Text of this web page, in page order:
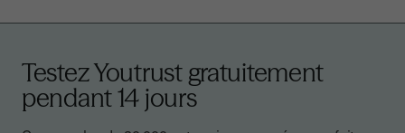
Testez Youtrust gratuitement
pendant 14 jours